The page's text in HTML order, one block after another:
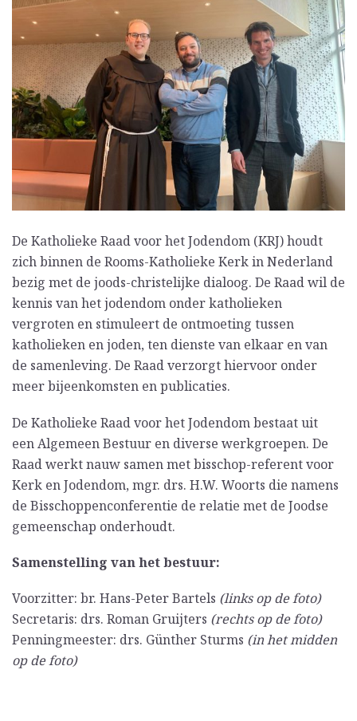
De Katholieke Raad voor het Jodendom (KRJ) houdt
zich binnen de Rooms-Katholieke Kerk in Nederland
bezig met de joods-christelijke dialoog. De Raad wil de
kennis van het jodendom onder katholieken
vergroten en stimuleert de ontmoeting tussen
katholieken en joden, ten dienste van elkaar en van
de samenleving. De Raad verzorgt hiervoor onder
meer bijeenkomsten en publicaties.
De Katholieke Raad voor het Jodendom bestaat uit
een Algemeen Bestuur en diverse werkgroepen. De
Raad werkt nauw samen met bisschop-referent voor
Kerk en Jodendom, mgr. drs. H.W. Woorts die namens
de Bisschoppenconferentie de relatie met de Joodse
gemeenschap onderhoudt.
Samenstelling van het bestuur:
Voorzitter: br. Hans-Peter Bartels (links op de foto)
Secretaris: drs. Roman Gruijters (rechts op de foto)
Penningmeester: drs. Günther Sturms (in het midden
op de foto)